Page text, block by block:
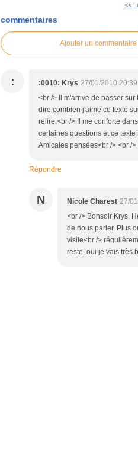
<<
commentaires
Ajouter un commentaire
: :0010: Krys 27/01/2010 20:39
<br /> Il m'arrive de passer
dire combien j'aime ce texte
relire.<br /> Il me conforte
certaines questions et ce
Amicales pensées<br /> <br />
Répondre
N Nicole Charest 27/
<br /> Bonsoir Krys,
de nous parler. Plus
visite<br />
reste, oui je vais très